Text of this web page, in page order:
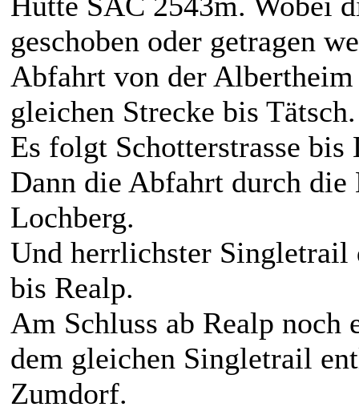
geschoben oder getragen
Abfahrt von der
gleichen Strecke bis Tätsch.
Es folgt Schotterstrasse bis
Dann die Abfahrt durch die
Lochberg.
Und herrlichster Singletrail
bis Realp.
Am Schluss ab Realp
dem gleichen Singletrail
Zumdorf.